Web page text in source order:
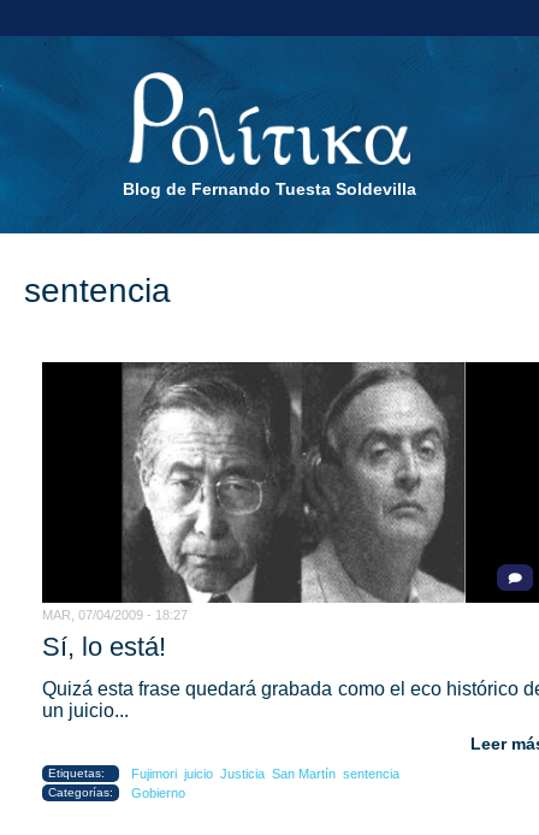
Blog de Fernando Tuesta Soldevilla
sentencia
MAR, 07/04/2009 - 18:27
Sí, lo está!
Quizá esta frase quedará grabada como el eco histórico
un juicio...
Leer
Etiquetas: Fujimori juicio Justicia San Martín sentencia
Categorías: Gobierno